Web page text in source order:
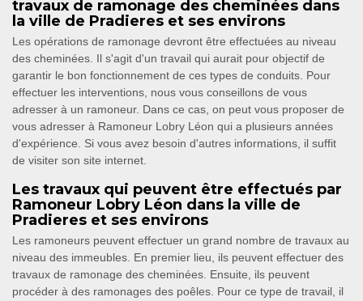
travaux de ramonage des cheminées dans
la ville de Pradieres et ses environs
Les opérations de ramonage devront être effectuées au niveau
des cheminées. Il s'agit d'un travail qui aurait pour objectif de
garantir le bon fonctionnement de ces types de conduits. Pour
effectuer les interventions, nous vous conseillons de vous
adresser à un ramoneur. Dans ce cas, on peut vous proposer de
vous adresser à Ramoneur Lobry Léon qui a plusieurs années
d'expérience. Si vous avez besoin d'autres informations, il suffit
de visiter son site internet.
Les travaux qui peuvent être effectués par
Ramoneur Lobry Léon dans la ville de
Pradieres et ses environs
Les ramoneurs peuvent effectuer un grand nombre de travaux au
niveau des immeubles. En premier lieu, ils peuvent effectuer des
travaux de ramonage des cheminées. Ensuite, ils peuvent
procéder à des ramonages des poêles. Pour ce type de travail, il